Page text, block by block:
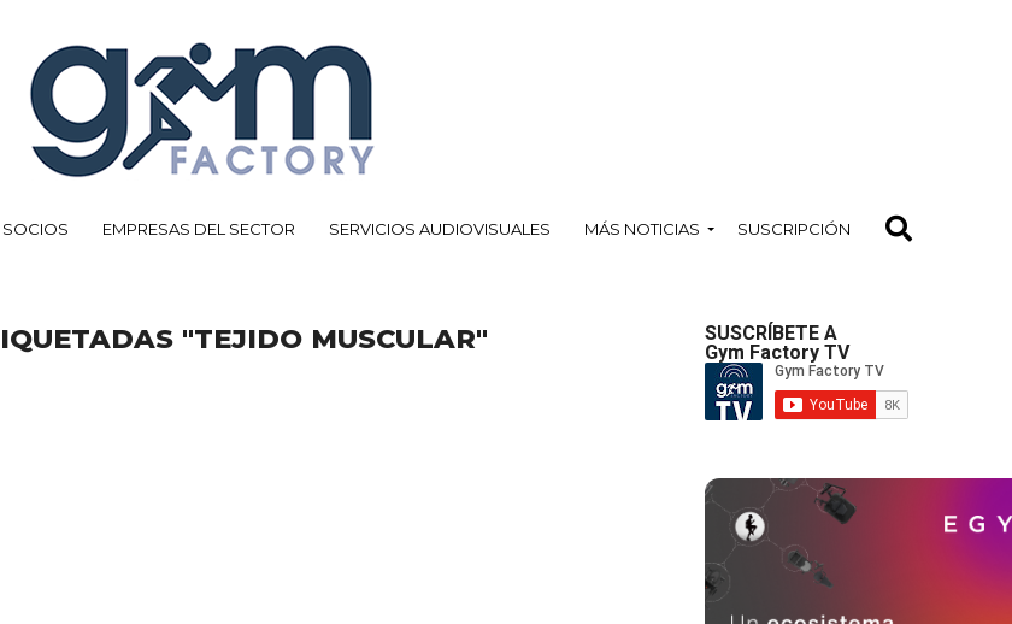
EMPRESAS DEL SECTOR SERVICIOS AUDIOVISUALES MÁS NOTICIAS SUSCRIPCIÓN
"TEJIDO MUSCULAR"
SUSCRÍBETE A
Gym Factory TV